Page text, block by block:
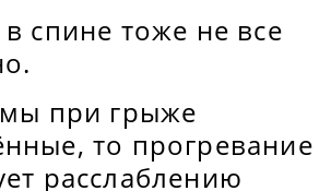
спине тоже не все
при грыже
то прогревание
расслаблению